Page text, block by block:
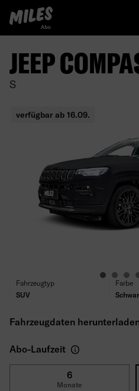
MILES Abo Logo. Zur
JEEP
S
verfügbar ab 16.09.
Fahrzeugtyp
SUV
Farbe
Hybrid
Antrieb
Sitze/
Leistung
240PS
Plug-
Verbrauch (WLTP)
CO₂
Fahrzeugdaten
Abo-Laufzeit
6
Monate